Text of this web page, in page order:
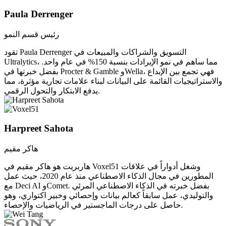
Paula Derrenger
رئيس قسم النمو
تقود Paula Derrenger التسويق والشراكات والمبيعات في
Ultralytics، مما ساهم في نمو الإيرادات بنسبة 150% في عام واحد.
بفضل خبرتها في Procter & Gamble وWella، فهي تجمع بين الإبداع
والاستراتيجيات القائمة على البيانات لبناء علامات تجارية مؤثرة، مما
يدفع الابتكار والتحول الرقمي.
Harpreet Sahota
هاكر مقيم
هاربريت هو هاكر مقيم في Voxel51 وشغل أدواراً في علاقات
المطورين في مجال الذكاء الاصطناعي منذ عام 2020، حيث عمل
مع Deci AI وComet. بفضل خبرته في الذكاء الاصطناعي المرئي
والتوليدي، عمل سابقاً كعالم بيانات وإحصائي وخبير اكتواري، وهو
حاصل على درجات الماجستير في الرياضيات والإحصاء.